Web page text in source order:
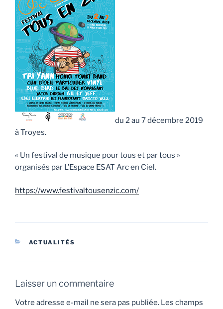
du 2 au 7 décembre 2019
à Troyes.
« Un festival de musique pour tous et par tous »
organisés par L’Espace ESAT Arc en Ciel.
https://www.festivaltousenzic.com/
ACTUALITÉS
Laisser un commentaire
Votre adresse e-mail ne sera pas publiée. Les champs